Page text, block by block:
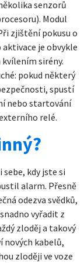
senzorů
Modul
zjištění pokusu o
aktivace je obvykle
sirény.
pokud některý
spustí
nebo startování
relé.
kdy jste si
alarm. Přesně
odezva svědků,
vyřadit z
zloděj a takový
nových kabelů,
zloději ve voze